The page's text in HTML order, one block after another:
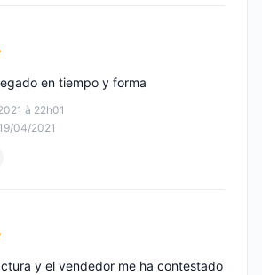
à 22h01
04/2021
en tiempo y forma
y el vendedor me ha contestado